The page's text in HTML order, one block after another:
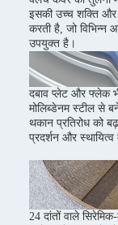
इसकी उच्च शक्ति और
करती है, जो
उपयुक्त है।
दबाव प्लेट और फ्लेक
मोलिब्डेनम स्टील से
थकान प्रतिरोध को
प्रदर्शन और
24 दांतों वाले